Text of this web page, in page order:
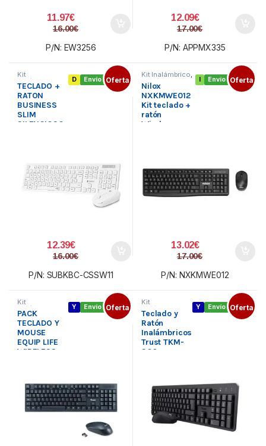
11.97€
16.00€
P/N: EW3256
12.09€
17.00€
P/N: APPMX335
Envío gratis
D Oferta
Kit
Inalámbrico
Periféricos
Teclado y
Ratón
TECLADO +
RATON
BUSINESS
SLIM
SILENCIOSO
12.39€
16.00€
P/N: SUBKBC-CSSW11
Envío gratis
Oferta
Kit Inalámbrico,
Periféricos
Teclado y Ratón
Nilox
NXKMWE012
Kit teclado +
ratón
Wireless
13.02€
17.00€
P/N: NXKMWE012
Envío gratis
Y Oferta
Kit
Inalámbrico
Periféricos
Teclado y
Ratón
PACK
TECLADO Y
MOUSE
EQUIP LIFE
WIRELESS
NEGRO
245221
Envío gratis
Y Oferta
Kit
Inalámbrico
Periféricos,
Teclado y
Ratón
Teclado y
Ratón
Inalámbricos
Trust TKM-
360